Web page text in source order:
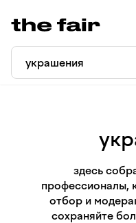
здесь
профессионалы,
отбор и
сохраняйте